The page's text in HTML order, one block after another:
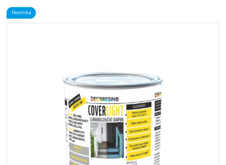
Novinka